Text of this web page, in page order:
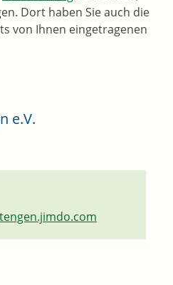
Dort haben Sie auch die
von Ihnen eingetragenen
e.V.